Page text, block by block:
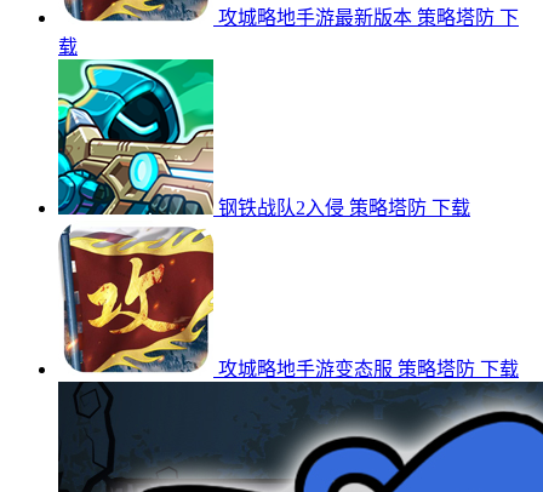
攻城略地手游最新版本 策略塔防 下
载
钢铁战队2入侵 策略塔防 下载
攻城略地手游变态服 策略塔防 下载